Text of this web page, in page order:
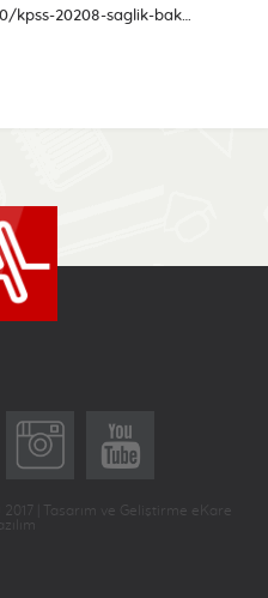
https://www.osym.gov.tr/TR,19380/kpss-20208-saglik-bakanliginin-sozlesmeli-pozisyonlarina-yerlestirme-sonuclari-aciklandi-01072020.html
| Tasarım ve Geliştirme eKare